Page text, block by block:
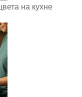
на кухне